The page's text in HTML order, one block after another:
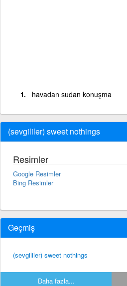
havadan sudan konuşma
(sevgililer) sweet nothings
Resimler
Google Resimler
Bing Resimler
Geçmiş
(sevgililer) sweet nothings
Daha fazla...